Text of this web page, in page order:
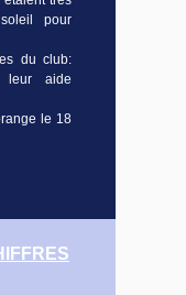
pour
du club:
leur aide
le 18